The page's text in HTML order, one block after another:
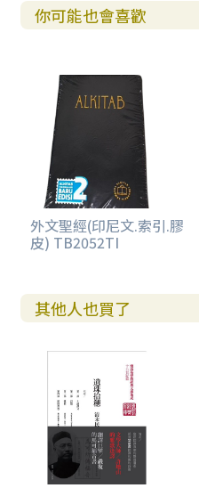
你可能也會喜歡
外文聖經(印尼文.索引.膠
皮) TB2052TI
其他人也買了